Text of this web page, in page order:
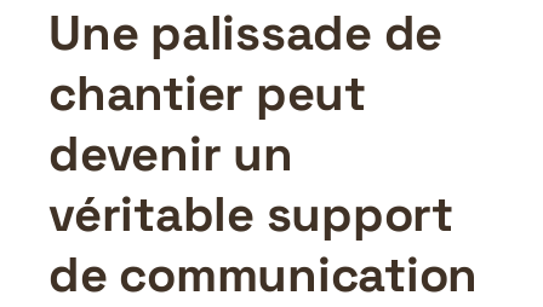
Une palissade de
chantier peut
devenir un
véritable support
de communication